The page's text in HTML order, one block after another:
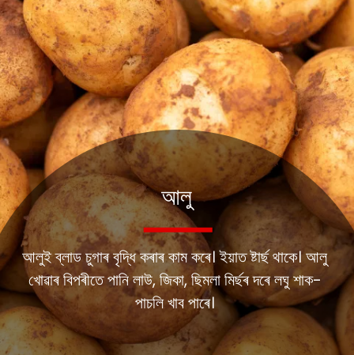
আলুই ব্লাড চুগাৰ বৃদ্ধি কৰাৰ কাম কৰে। ইয়াত ষ্টাৰ্ছ থাকে। আলু
খোৱাৰ বিপৰীতে পানি লাউ, জিকা, ছিমলা মিৰ্ছৰ দৰে লঘু শাক-
পাচলি খাব পাৰে।
আলু